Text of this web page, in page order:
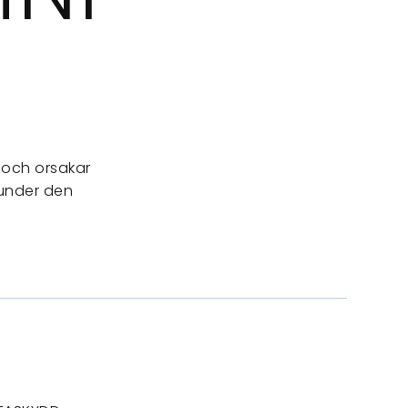
orsakar
den